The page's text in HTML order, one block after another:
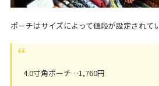
ポーチはサイズによって値段が設定されて
4.0寸角ポーチ…1,760円